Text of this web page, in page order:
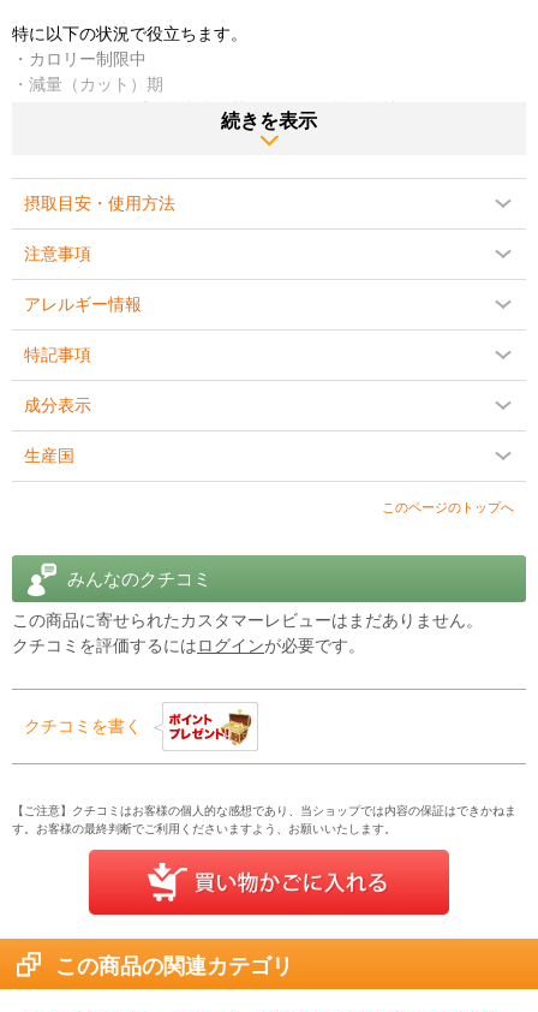
特に以下の状況で役立ちます。
・カロリー制限中
・減量（カット）期
・ボディリコンプ（体脂肪を落としながら筋量維持）
・アスリート向けコンディショニング期
◆筋肉の回復をスムーズに
HMB（β-ヒドロキシ-β-メチル酪酸）は、高強度トレーニング後の筋
肉分解を抑える働きが知られており、回復をスムーズにし、次のト
レーニングをより実りあるものにします。
◆臨床研究に基づいた配合量
1回分あたり：
・微小化クレアチン 5g
・HMB 2g
これは、筋力・パワー・回復力の向上において研究で使用されてい
る実証量に基づいた設計です。
◆運動パフォーマンスを底上げ
・繰り返しのパワー発揮をサポート
トレーニングの「質」を重視する方に最適です。
続きを表示
摂取目安・使用方法
注意事項
アレルギー情報
特記事項
成分表示
生産国
このページのトップへ
みんなのクチコミ
この商品に寄せられたカスタマーレビューはまだありません。
クチコミを評価するにはログインが必要です。
クチコミを書く
【ご注意】クチコミはお客様の個人的な感想であり、当ショップでは内容の保証はできかねま
す。お客様の最終判断でご利用くださいますよう、お願いいたします。
この商品の関連カテゴリ